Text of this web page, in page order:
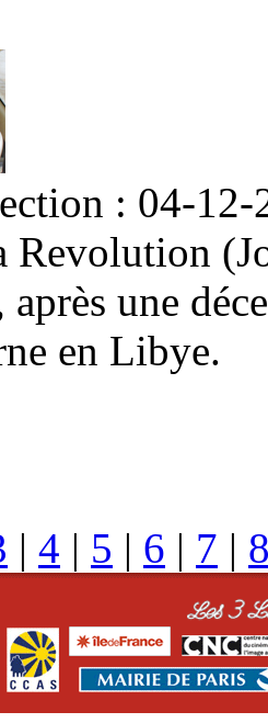
: 04-
Revolution
une
en Libye.
| 4 | 5 | 6 | 7 |